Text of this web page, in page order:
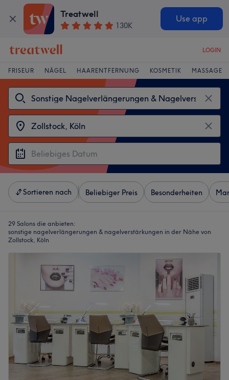
Treatwell
130K
Use app
LOGIN
FRISEUR NÄGEL HAARENTFERNUNG KOSMETIK MASSAGE
Sortieren nach Beliebiger Preis Besonderheiten
29 Salons die anbieten:
sonstige nagelverlängerungen & nagelverstärkungen in der Nähe von
Zollstock, Köln